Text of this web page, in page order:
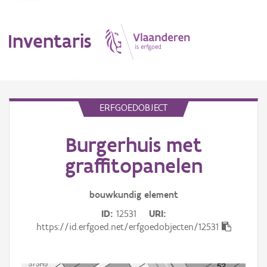
Inventaris
Aanduidingsobject
ERFGOEDOBJECT
Burgerhuis met
graffitopanelen
bouwkundig element
ID 12531
URI
https://id.erfgoed.net/erfgoedobjecten/12531